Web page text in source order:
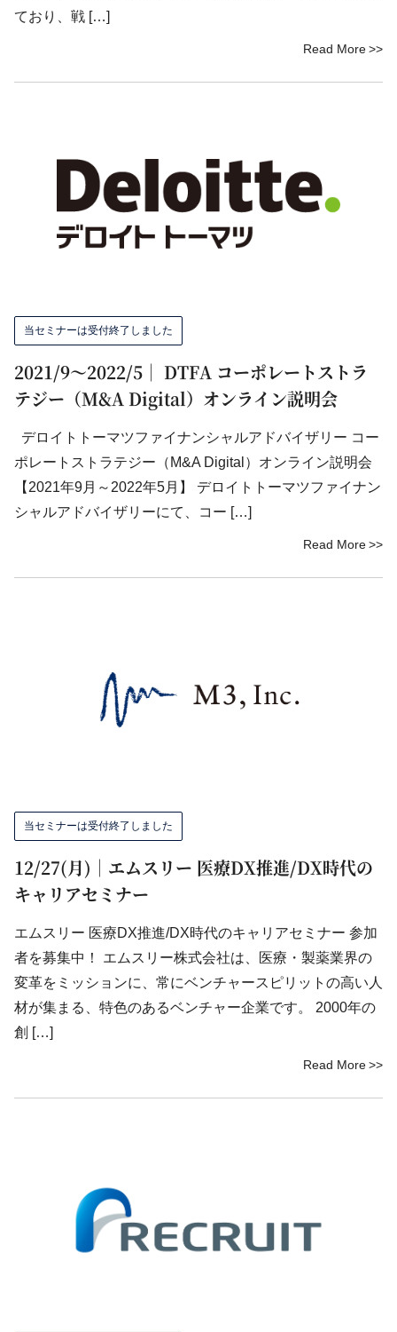
ており、戦 […]
Read More
当セミナーは受付終了しました
2021/9～2022/5｜ DTFA コーポレートストラ
テジー（M&A Digital）オンライン説明会
デロイトトーマツファイナンシャルアドバイザリー コー
ポレートストラテジー（M&A Digital）オンライン説明会
【2021年9月～2022年5月】 デロイトトーマツファイナン
シャルアドバイザリーにて、コー […]
Read More
当セミナーは受付終了しました
12/27(月)｜エムスリー 医療DX推進/DX時代の
キャリアセミナー
エムスリー 医療DX推進/DX時代のキャリアセミナー 参加
者を募集中！ エムスリー株式会社は、医療・製薬業界の
変革をミッションに、常にベンチャースピリットの高い人
材が集まる、特色のあるベンチャー企業です。 2000年の
創 […]
Read More